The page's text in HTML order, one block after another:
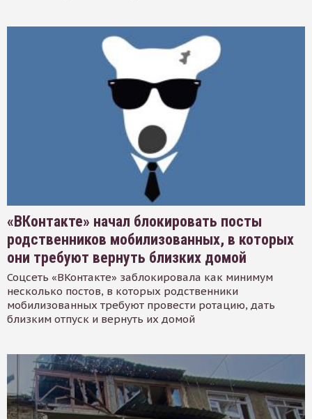
«ВКонтакте» начал блокировать посты
родственников мобилизованных, в которых
они требуют вернуть близких домой
Соцсеть «ВКонтакте» заблокировала как минимум
несколько постов, в которых родственники
мобилизованных требуют провести ротацию, дать
близким отпуск и вернуть их домой